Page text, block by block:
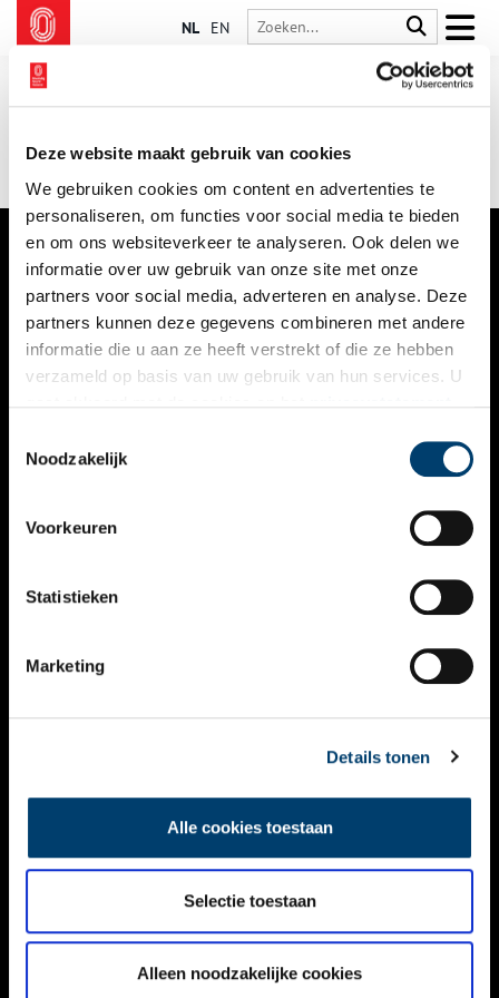
Deze website maakt gebruik van cookies
We gebruiken cookies om content en advertenties te
personaliseren, om functies voor social media te bieden
en om ons websiteverkeer te analyseren. Ook delen we
informatie over uw gebruik van onze site met onze
partners voor social media, adverteren en analyse. Deze
partners kunnen deze gegevens combineren met andere
informatie die u aan ze heeft verstrekt of die ze hebben
verzameld op basis van uw gebruik van hun services. U
Noodzakelijk
Voorkeuren
Statistieken
Marketing
Details tonen
Alle cookies toestaan
Selectie toestaan
Alleen noodzakelijke cookies
NL EN
VERHALEN
NIEUWS
KALENDER
ACTIVITEITEN
NIEUWSBRIEF
DISCLAIMER
TOEGANKELIJKHEID
Volg ONH op social media